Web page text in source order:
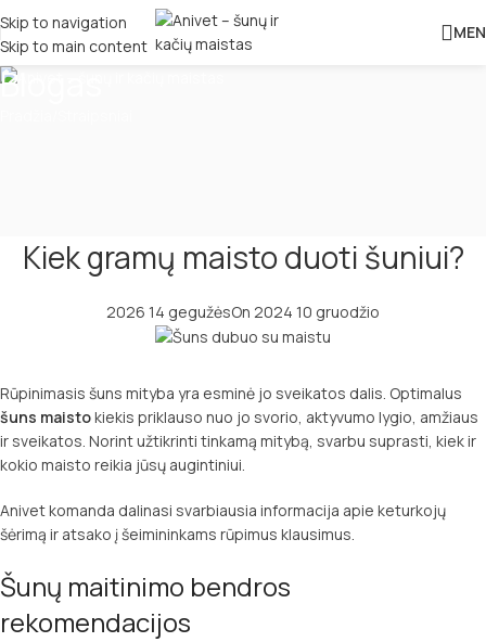
Skip to navigation
Skip to main content
Blogas
Kiek gramų maisto duoti šuniui?
2026 14 gegužėsOn 2024 10 gruodžio
Rūpinimasis šuns mityba yra esminė jo sveikatos dalis. Optimalus
šuns maistokiekis priklauso nuo jo svorio, aktyvumo lygio, amžiaus
ir sveikatos. Norint užtikrinti tinkamą mitybą, svarbu suprasti, kiek ir
kokio maisto reikia jūsų augintiniui.
Anivet komanda dalinasi svarbiausia informacija apie keturkojų
šėrimą ir atsako į šeimininkams rūpimus klausimus.
Šunų maitinimo bendros
rekomendacijos